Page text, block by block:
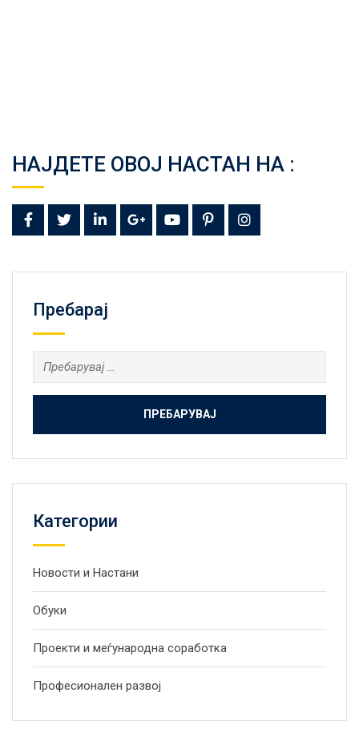
НАЈДЕТЕ ОВОЈ НАСТАН НА :
Пребарај
Пребарувај
за:
Категории
Новости и Настани
Обуки
Проекти и меѓународна соработка
Професионален развој